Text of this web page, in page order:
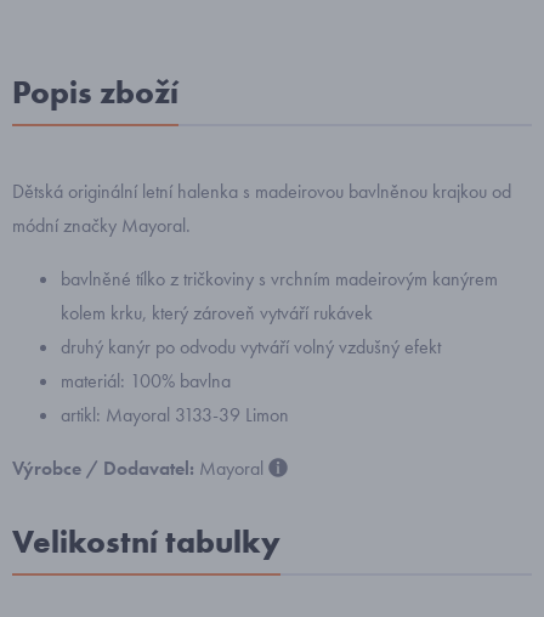
Popis zboží
Dětská originální letní halenka s madeirovou bavlněnou krajkou od
módní značky Mayoral.
bavlněné tílko z tričkoviny s vrchním madeirovým kanýrem
kolem krku, který zároveň vytváří rukávek
druhý kanýr po odvodu vytváří volný vzdušný efekt
materiál: 100% bavlna
artikl: Mayoral 3133-39 Limon
Výrobce / Dodavatel: Mayoral
Velikostní tabulky